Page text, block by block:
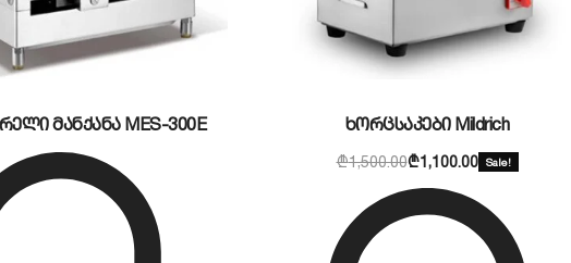
არჩევანი?
და ინტენსიური ექსპლუატაციისთვის. დანადგარის
და იდეალურად სწორ დგომას უსწორმასწორო იატაკზეც კი.
დაგროვებას კუთხეებში და ამარტივებს
მანქანა MES-300E ხორცსაკები Mildrich
₾1,500.00₾1,100.00 Sale!